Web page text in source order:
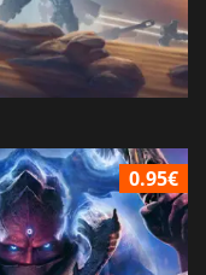
0.95€